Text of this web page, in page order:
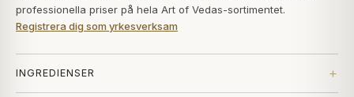
professionella priser på hela Art of Vedas-sortimentet.
Registrera dig som yrkesverksam
INGREDIENSER